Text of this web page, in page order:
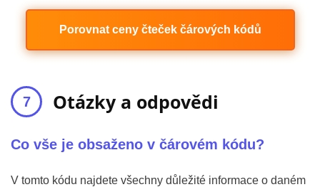
Porovnat ceny čteček čárových kódů
Otázky a odpovědi
Co vše je obsaženo v čárovém kódu?
V tomto kódu najdete všechny důležité informace o daném